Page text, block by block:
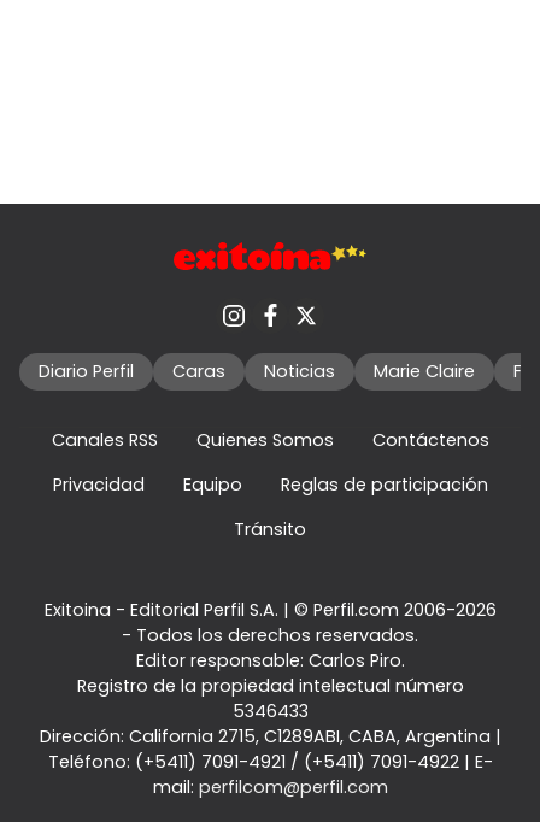
Diario Perfil Caras Noticias Marie Claire
Canales RSS Quienes Somos
Contáctenos
Privacidad
Equipo
Reglas de participación
Tránsito
Exitoina - Editorial Perfil S.A. | © Perfil.com 2006-2026
- Todos los derechos reservados.
Editor responsable: Carlos Piro.
Registro de la propiedad intelectual número
5346433
Dirección: California 2715, C1289ABI, CABA, Argentina |
Teléfono: (+5411) 7091-4921 / (+5411) 7091-4922| E-
mail: perfilcom@perfil.com